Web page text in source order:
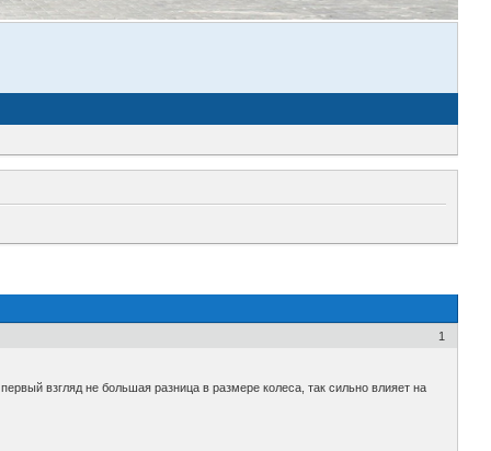
1
взгляд не большая разница в размере колеса, так сильно влияет на